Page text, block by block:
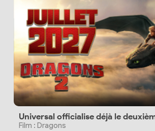
Universal officialise déjà le
Film : Dragons